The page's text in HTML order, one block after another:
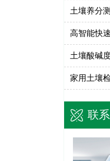
高智能快
土壤酸碱
家用土壤
联